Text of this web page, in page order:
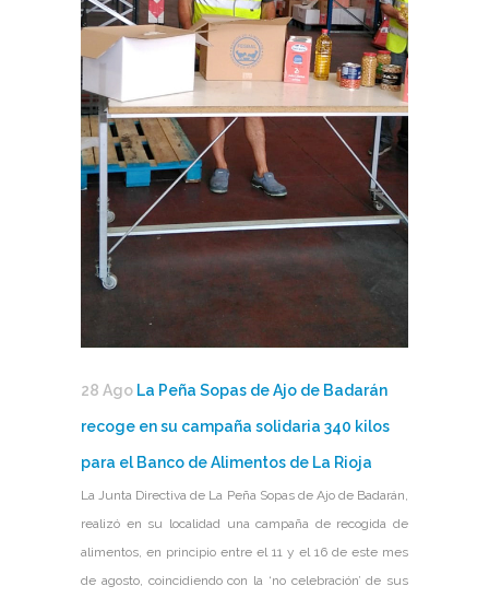
28 Ago La Peña Sopas de Ajo de Badarán
recoge en su campaña solidaria 340 kilos
para el Banco de Alimentos de La Rioja
La Junta Directiva de La Peña Sopas de Ajo de Badarán,
realizó en su localidad una campaña de recogida de
alimentos, en principio entre el 11 y el 16 de este mes
de agosto, coincidiendo con la ‘no celebración’ de sus